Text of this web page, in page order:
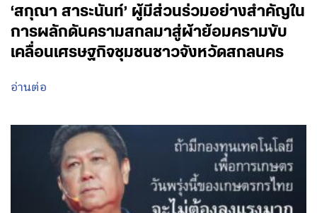
‘สกุณา สาระนันท์’ ผู้มีส่วนร่วมอย่างสำคัญใน
การผลักดันครามสกลมาสู่ผ้าย้อมครามขับ
เคลื่อนเศรษฐกิจชุมชนชาวจังหวัดสกลนคร
อ่านต่อ